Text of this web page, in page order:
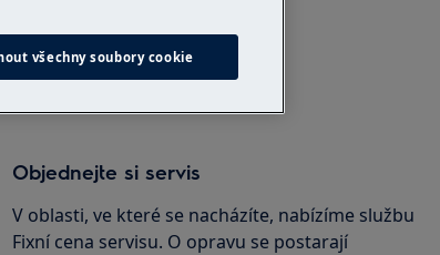
Do internetového obchodu
Objednejte si servis
V oblasti, ve které se nacházíte, nabízíme službu
Fixní cena servisu. O opravu se postarají
všechny soubory cookie